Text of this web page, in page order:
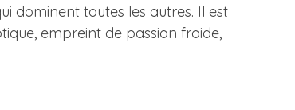
dominent toutes les autres. Il est
empreint de passion froide,